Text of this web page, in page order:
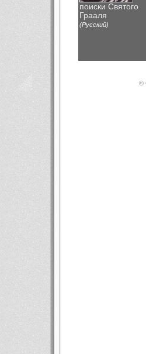
поиски Святого
Грааля
(Русский)
©